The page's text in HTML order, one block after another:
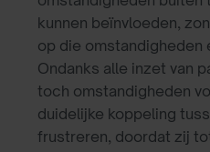
kunnen beïnvloeden,
op die omstandigheden
Ondanks alle inzet van
toch omstandigheden
duidelijke koppeling
frustreren, doordat zij